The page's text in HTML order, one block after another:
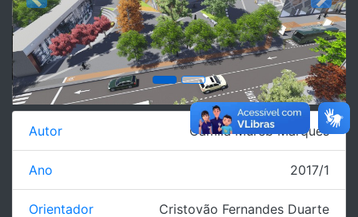
Previous Next
Autor Camila Mureb Marques
Ano 2017/1
Orientador Cristovão Fernandes Duarte